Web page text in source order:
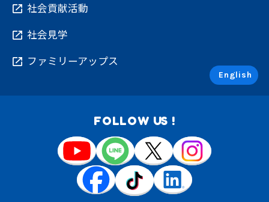
社会貢献活動
社会見学
ファミリーアップス
English
FOLLOW US !